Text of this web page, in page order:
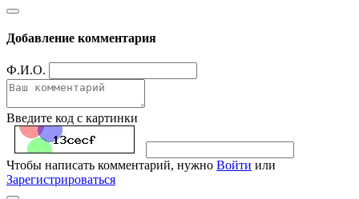
Добавление комментария
Ф.И.О.
Введите код с картинки
Чтобы написать комментарий, нужно Войти или
Зарегистрироваться